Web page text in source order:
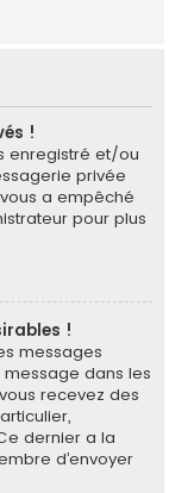
!
enregistré et/ou
privée
a empêché
pour plus
!
messages
message dans les
recevez des
dernier a la
d’envoyer